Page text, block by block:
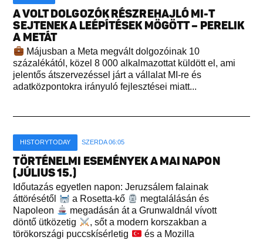
A VOLT DOLGOZÓK RÉSZREHAJLÓ MI-T
SEJTENEK A LEÉPÍTÉSEK MÖGÖTT – PERELIK
A METÁT
Májusban a Meta megvált dolgozóinak 10
százalékától, közel 8 000 alkalmazottat küldött el, ami
jelentős átszervezéssel járt a vállalat MI-re és
adatközpontokra irányuló fejlesztései miatt...
HISTORYTODAY SZERDA 06:05
TÖRTÉNELMI ESEMÉNYEK A MAI NAPON
(JÚLIUS 15.)
Időutazás egyetlen napon: Jeruzsálem falainak
áttörésétől
a Rosetta-kő
megtalálásán és
Napoleon
megadásán át a Grunwaldnál vívott
döntő ütközetig
, sőt a modern korszakban a
törökországi puccskísérletig
és a Mozilla